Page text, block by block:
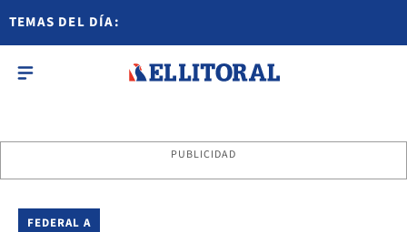
TEMAS DEL DÍA:
PUBLICIDAD
FEDERAL A